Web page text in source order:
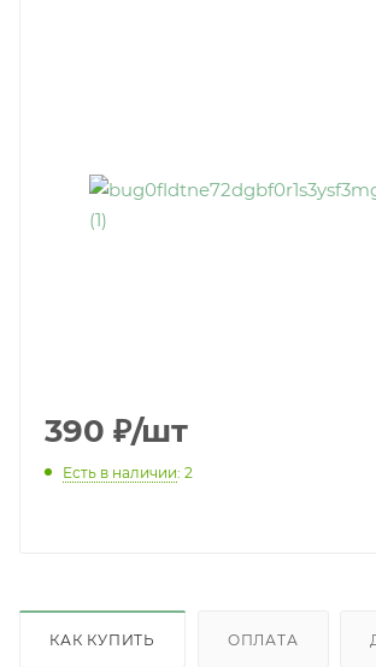
390 ₽/шт
Есть в наличии: 2
КАК КУПИТЬ ОПЛАТА